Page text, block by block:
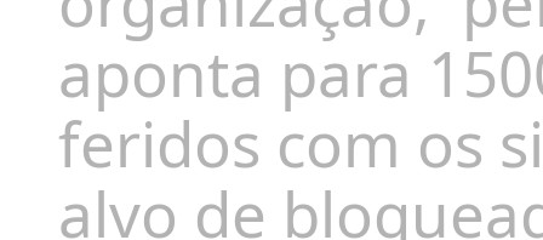
aponta para
feridos com os
alvo de